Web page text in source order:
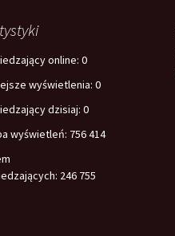
online: 0
wyświetlenia: 0
dzisiaj: 0
wyświetleń: 756 414
246 755